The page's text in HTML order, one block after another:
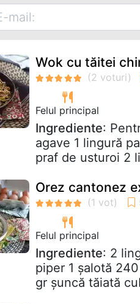
Wok cu tăitei
Felul principal
Ingrediente:
agave 1 lingură
praf de usturoi 2
Orez cantonez
Felul principal
Ingrediente: 2
piper 1 șalotă
gr șuncă tăiată